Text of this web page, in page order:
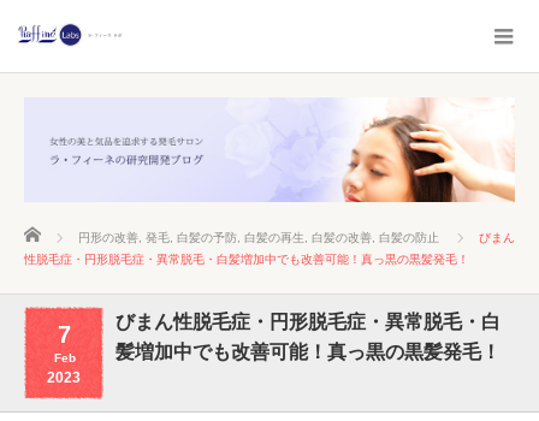
ホーム 円形の改善 発毛 白髪の予防 白髪の再生 白髪の改善 白髪の防止
びまん
性脱毛症・円形脱毛症・異常脱毛・白髪増加中でも改善可能！真っ黒の黒髪発毛！
7
Feb
2023
びまん性脱毛症・円形脱毛症・異常脱毛・白
髪増加中でも改善可能！真っ黒の黒髪発毛！